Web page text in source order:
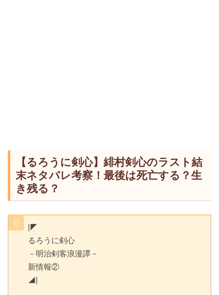
【るろうに剣心】緋村剣心のラスト結
末ネタバレ考察！最後は死亡する？生
き残る？
|◤
るろうに剣心
－明治剣客浪漫譚－
新情報②
◢|